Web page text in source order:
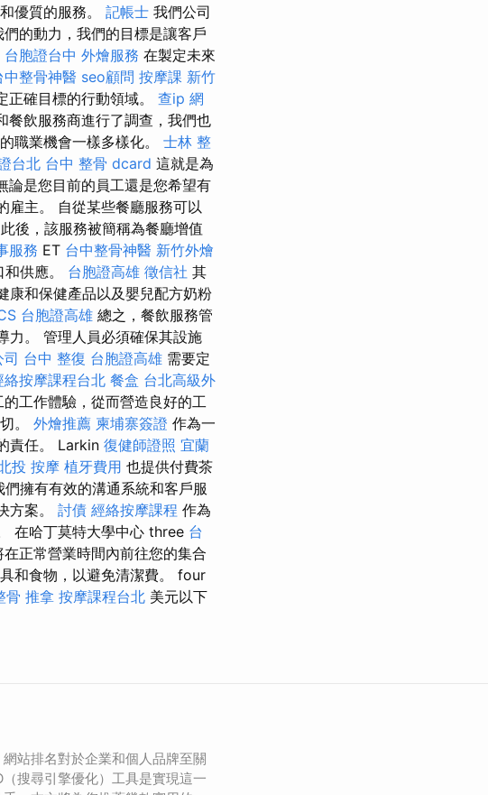
優質的服務。 記帳士 我們公司
的動力，我們的目標是讓客戶
台胞證台中 外燴服務 在製定未來
中整骨神醫 seo顧問 按摩課 新竹
確目標的行動領域。 查ip 網
餐飲服務商進行了調查，我們也
職業機會一樣多樣化。 士林 整
台北 台中 整骨 dcard 這就是為
論是您目前的員工還是您希望有
雇主。 自從某些餐廳服務可以
後，該服務被簡稱為餐廳增值
服務 ET 台中整骨神醫 新竹外燴
供應。 台胞證高雄 徵信社 其
康和保健產品以及嬰兒配方奶粉
台胞證高雄 總之，餐飲服務管
力。 管理人員必須確保其設施
司 台中 整復 台胞證高雄 需要定
絡按摩課程台北 餐盒 台北高級外
工作體驗，從而營造良好的工
。 外燴推薦 柬埔寨簽證 作為一
責任。 Larkin 復健師證照 宜蘭
投 按摩 植牙費用 也提供付費茶
擁有有效的溝通系統和客戶服
方案。 討債 經絡按摩課程 作為
在哈丁莫特大學中心 three 台
正常營業時間內前往您的集合
和食物，以避免清潔費。 four
骨 推拿 按摩課程台北 美元以下
站排名對於企業和個人品牌至關
（搜尋引擎優化）工具是實現這一